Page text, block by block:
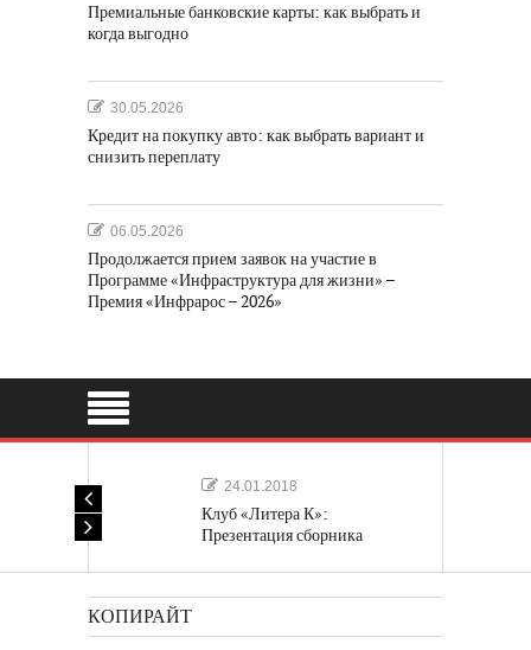
Премиальные банковские карты: как выбрать и
когда выгодно
30.05.2026
Кредит на покупку авто: как выбрать вариант и
снизить переплату
06.05.2026
Продолжается прием заявок на участие в
Программе «Инфраструктура для жизни» –
Премия «Инфрарос – 2026»
24.01.2018
Клуб «Литера К»:
Презентация сборника
КОПИРАЙТ